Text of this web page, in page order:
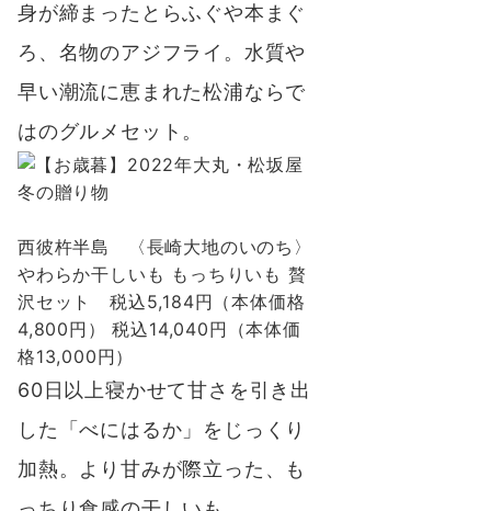
身が締まったとらふぐや本まぐ
ろ、名物のアジフライ。水質や
早い潮流に恵まれた松浦ならで
はのグルメセット。
西彼杵半島 〈長崎大地のいのち〉
やわらか干しいも もっちりいも 贅
沢セット 税込5,184円（本体価格
4,800円） 税込14,040円（本体価
格13,000円）
60日以上寝かせて甘さを引き出
した
「べにはるか」をじっくり
加熱。より甘みが際立った、も